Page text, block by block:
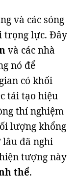
và các sóng
trọng lực. Đây
và các nhà
nó để
có khối
tái tạo hiệu
thí nghiệm
lượng khổng
lâu đã nghi
tượng này
thể.